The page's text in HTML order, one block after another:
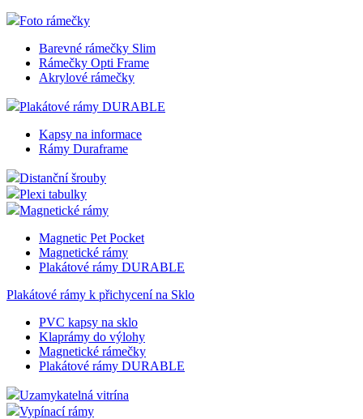
Foto rámečky
Barevné rámečky Slim
Rámečky Opti Frame
Akrylové rámečky
Plakátové rámy DURABLE
Kapsy na informace
Rámy Duraframe
Distanční šrouby
Plexi tabulky
Magnetické rámy
Magnetic Pet Pocket
Magnetické rámy
Plakátové rámy DURABLE
Plakátové rámy k přichycení na Sklo
PVC kapsy na sklo
Klaprámy do výlohy
Magnetické rámečky
Plakátové rámy DURABLE
Uzamykatelná vitrína
Vypínací rámy